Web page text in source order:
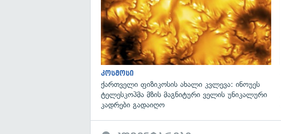
კოსმოსი
ქართველი ფიზიკოსის ახალი კვლევა: ინოუეს
ტელესკოპმა მზის მაგნიტური ველის უნიკალური
კადრები გადაიღო